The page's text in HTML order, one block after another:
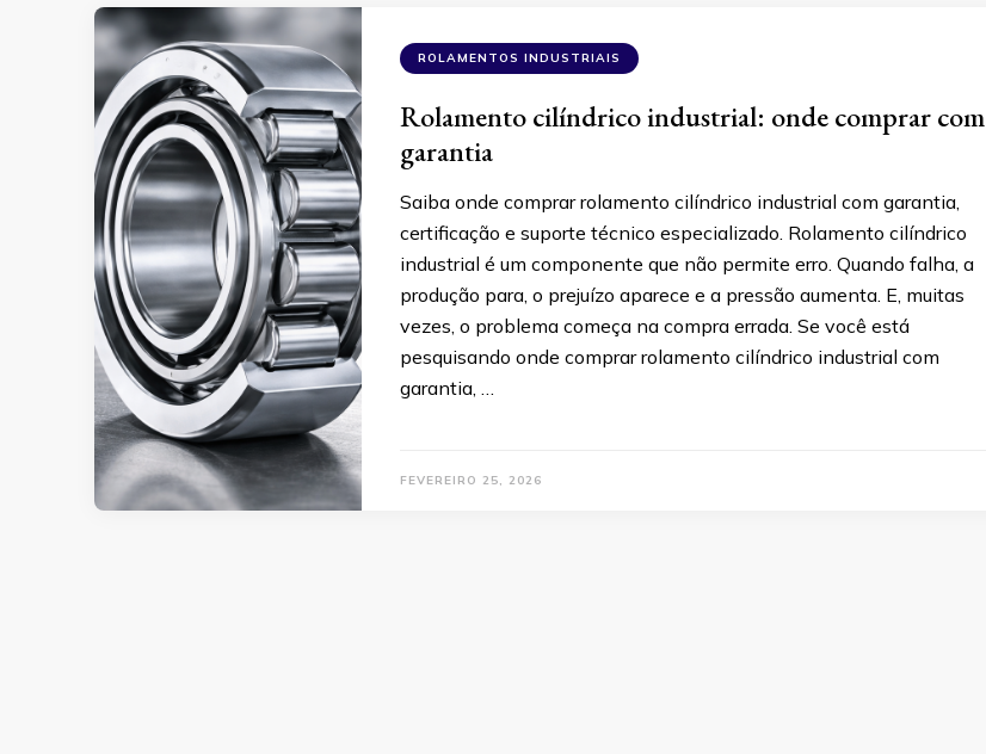
ROLAMENTOS INDUSTRIAIS
Rolamento cilíndrico industrial: onde comprar com
garantia
Saiba onde comprar rolamento cilíndrico industrial com garantia,
certificação e suporte técnico especializado. Rolamento cilíndrico
industrial é um componente que não permite erro. Quando falha, a
produção para, o prejuízo aparece e a pressão aumenta. E, muitas
vezes, o problema começa na compra errada. Se você está
pesquisando onde comprar rolamento cilíndrico industrial com
garantia, …
FEVEREIRO 25, 2026